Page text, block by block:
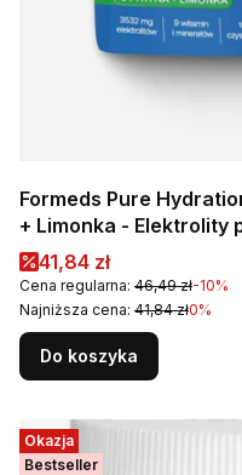
Formeds Pure
+ Limonka - Elektrolity
Wspomaga
Cena promocyjna
41,84 zł
Cena regularna: 46,49 zł-10%
Najniższa cena: 41,84 zł0%
Do koszyka
Okazja
Bestseller